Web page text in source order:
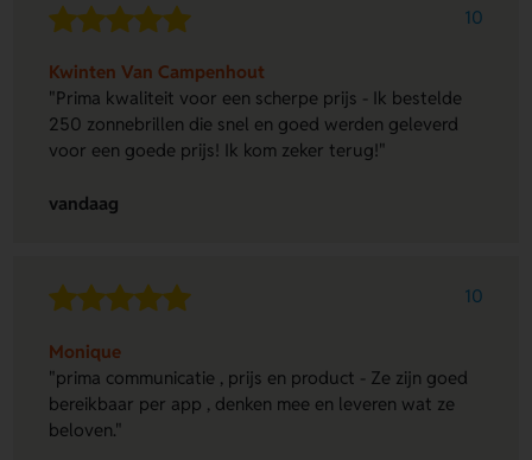
10
Kwinten Van Campenhout
"Prima kwaliteit voor een scherpe prijs - Ik bestelde
250 zonnebrillen die snel en goed werden geleverd
voor een goede prijs! Ik kom zeker terug!"
vandaag
10
Monique
"prima communicatie , prijs en product - Ze zijn goed
bereikbaar per app , denken mee en leveren wat ze
beloven."